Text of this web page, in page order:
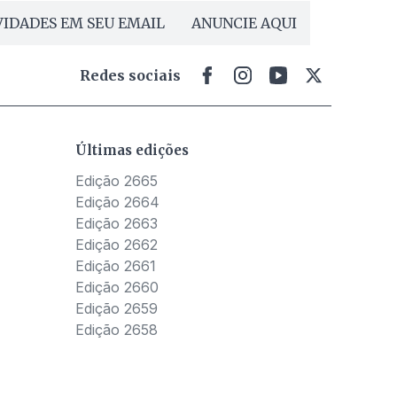
EM SEU EMAIL ANUNCIE AQUI
Redes sociais
Últimas edições
Edição 2665
Edição 2664
Edição 2663
Edição 2662
Edição 2661
Edição 2660
Edição 2659
Edição 2658